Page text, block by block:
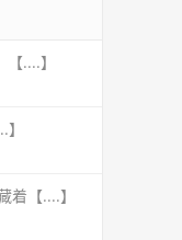
....】
【....】